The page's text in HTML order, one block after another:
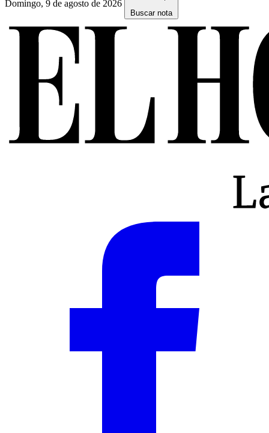
Domingo, 9 de agosto de 2026
Buscar nota